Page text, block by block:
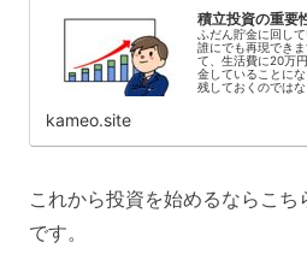
積立投資の重要
ふだん貯金に回し
誰にでも再現でき
て、生活費に20万
金していることに
残しておくのではな
kameo.site
これから投資を始めるならこ
です。